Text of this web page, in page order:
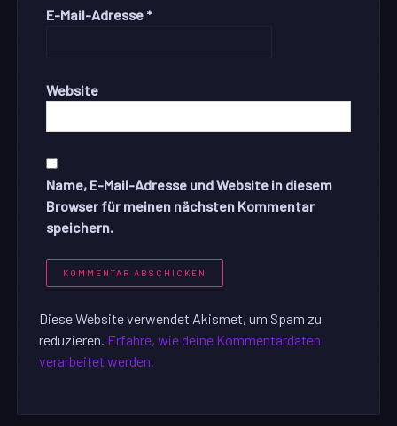
E-Mail-Adresse *
Website
Name, E-Mail-Adresse und Website in diesem
Browser für meinen nächsten Kommentar
speichern.
Diese Website verwendet Akismet, um Spam zu
reduzieren. Erfahre, wie deine Kommentardaten
verarbeitet werden.